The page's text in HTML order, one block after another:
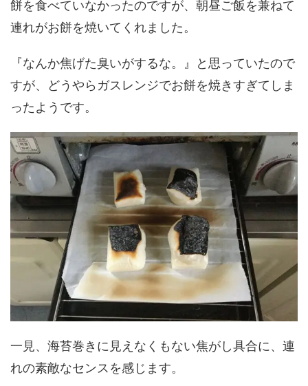
餅を食べていなかったのですが、朝昼ご飯を兼ねて
連れがお餅を焼いてくれました。
『なんか焦げた臭いがするな。』と思っていたので
すが、どうやらガスレンジでお餅を焼きすぎてしま
ったようです。
一見、海苔巻きに見えなくもない焦がし具合に、連
れの素敵なセンスを感じます。